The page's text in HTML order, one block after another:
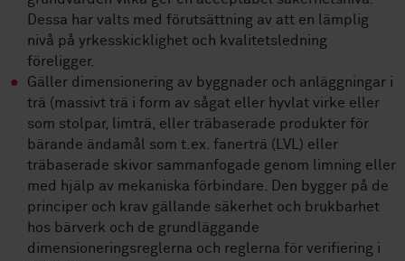
Dessa har valts med förutsättning av att en lämplig
nivå på yrkesskicklighet och kvalitetsledning
föreligger.
Gäller dimensionering av byggnader och anläggningar i
trä (massivt trä i form av sågat eller hyvlat virke eller
som stolpar, limträ, eller träbaserade produkter för
bärande ändamål som t.ex. fanerträ (LVL) eller
träbaserade skivor sammanfogade genom limning eller
med hjälp av mekaniska förbindare. Den bygger på de
principer och krav gällande säkerhet och brukbarhet
hos bärverk och de grundläggande
dimensioneringsreglerna och reglerna för verifiering i